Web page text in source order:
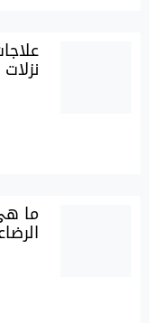
نزلات
ما